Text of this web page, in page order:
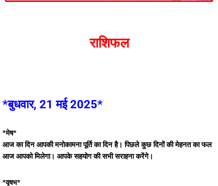
राशिफल
*बुधवार, 21 मई 2025*
*मेष*
आज का दिन आपकी मनोकामना पूर्ति का दिन है। पिछले कुछ दिनों की मेहनत का फल
आज आपको मिलेगा। आपके सहयोग की सभी सराहना करेंगे।
*वृषभ*